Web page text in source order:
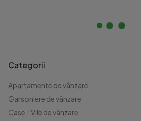
Categorii
Apartamente de vânzare
Garsoniere de vânzare
Case - Vile de vânzare